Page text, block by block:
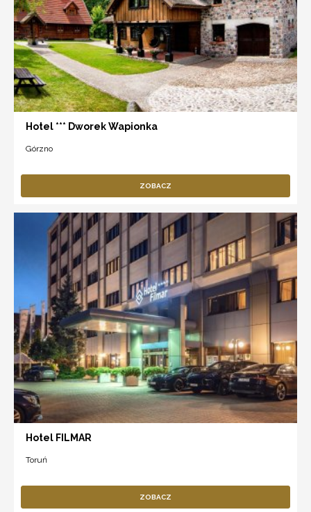
Hotel *** Dworek Wapionka
Górzno
ZOBACZ
Hotel FILMAR
Toruń
ZOBACZ